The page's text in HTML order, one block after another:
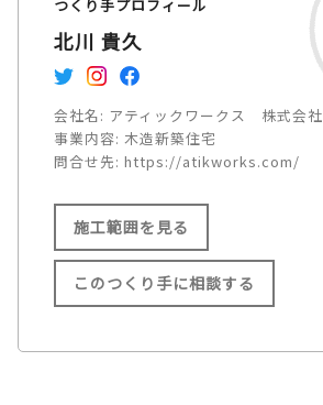
つくり手プロフィール
北川 貴久
会社名: アティックワークス 株式会社
事業内容: 木造新築住宅
問合せ先: https://atikworks.com/
施工範囲を見る
施工範囲
このつくり手に相談する